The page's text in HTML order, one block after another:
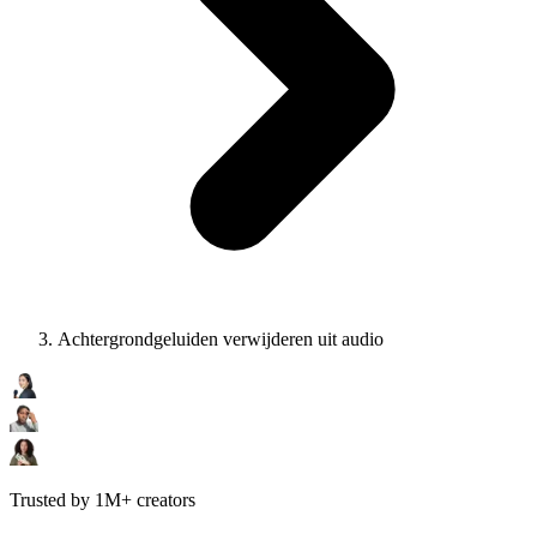
Achtergrondgeluiden verwijderen uit audio
Trusted by 1M+ creators